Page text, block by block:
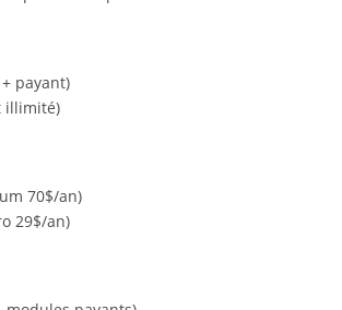
payant)
illimité)
70$/an)
29$/an)